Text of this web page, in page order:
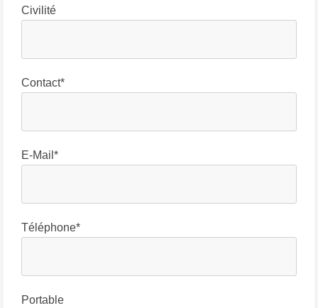
Civilité
Contact*
E-Mail*
Téléphone*
Portable